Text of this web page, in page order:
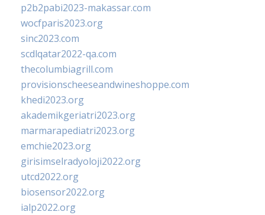
p2b2pabi2023-makassar.com
wocfparis2023.org
sinc2023.com
scdlqatar2022-qa.com
thecolumbiagrill.com
provisionscheeseandwineshoppe.com
khedi2023.org
akademikgeriatri2023.org
marmarapediatri2023.org
emchie2023.org
girisimselradyoloji2022.org
utcd2022.org
biosensor2022.org
ialp2022.org